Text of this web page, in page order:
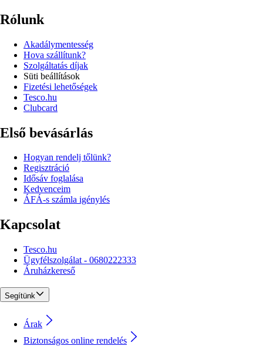
Rólunk
Akadálymentesség
Hova szállítunk?
Szolgáltatás díjak
Süti beállítások
Fizetési lehetőségek
Tesco.hu
Clubcard
Első bevásárlás
Hogyan rendelj tőlünk?
Regisztráció
Idősáv foglalása
Kedvenceim
ÁFÁ-s számla igénylés
Kapcsolat
Tesco.hu
Ügyfélszolgálat - 0680222333
Áruházkereső
Segítünk
Árak
Biztonságos online rendelés